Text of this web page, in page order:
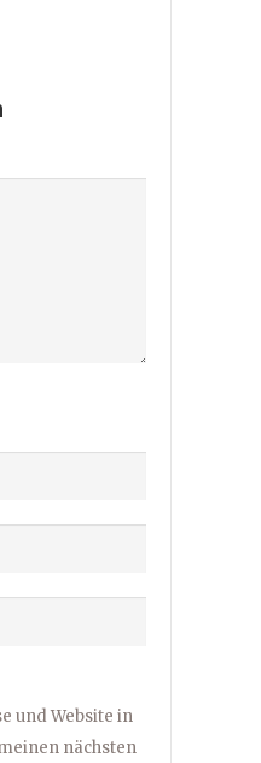
und Website in
nächsten